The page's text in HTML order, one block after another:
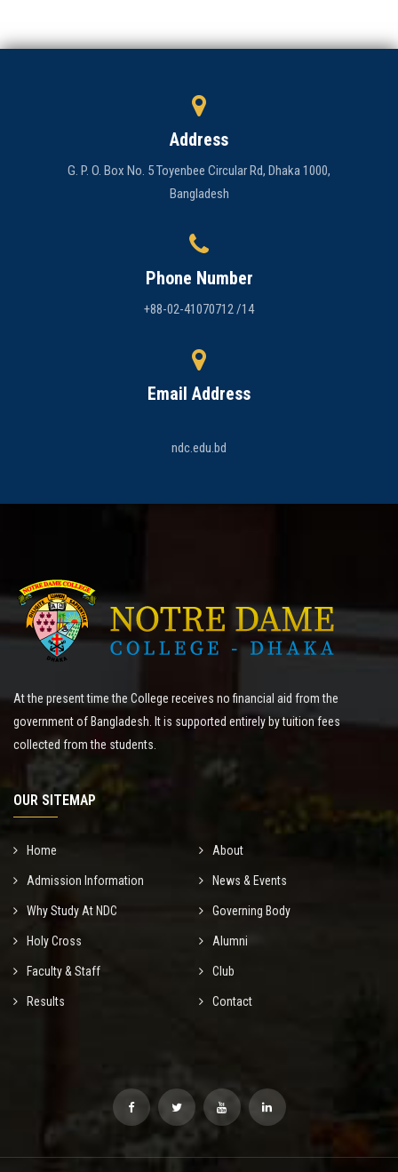
Address
G. P. O. Box No. 5 Toyenbee Circular Rd, Dhaka 1000,
Bangladesh
Phone Number
+88-02-41070712 /14
Email Address
ndc.edu.bd
At the present time the College receives no financial aid from the
government of Bangladesh. It is supported entirely by tuition fees
collected from the students.
OUR SITEMAP
Home About
Admission Information News & Events
Why Study At NDC Governing Body
Holy Cross Alumni
Faculty & Staff Club
Results Contact